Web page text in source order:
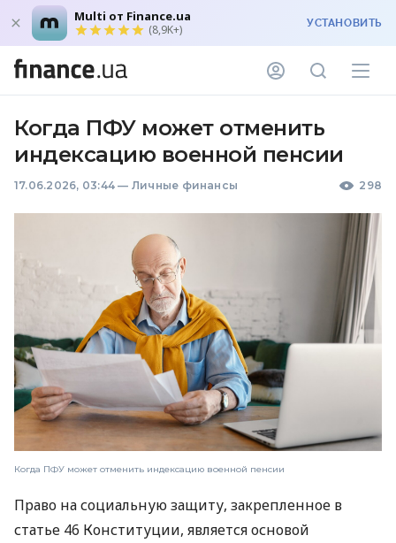
Multi от Finance.ua
(8,9K+) УСТАНОВИТЬ
Когда ПФУ может отменить
индексацию военной пенсии
17.06.2026, 03:44 — Личные финансы 298
Когда ПФУ может отменить индексацию военной пенсии
Право на социальную защиту, закрепленное в
статье 46 Конституции, является основой